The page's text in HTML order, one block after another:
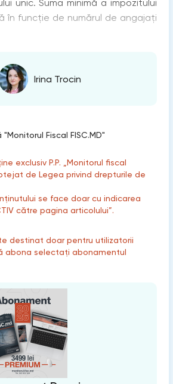
unic. Suma minimă a impozitului
în funcţie de numărul de angajaţi
Irina Trocin
Fiscal FISC.MD"
exclusiv P.P. „Monitorul fiscal
de Legea privind drepturile de
se face doar cu indicarea
către pagina articolului”.
destinat doar pentru utilizatorii
abona selectați abonamentul